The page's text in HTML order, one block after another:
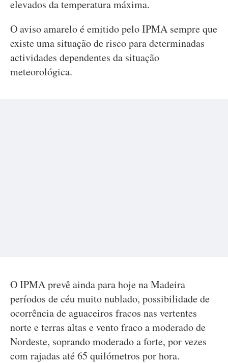
elevados da temperatura máxima.
O aviso amarelo é emitido pelo IPMA sempre que
existe uma situação de risco para determinadas
actividades dependentes da situação
meteorológica.
O IPMA prevê ainda para hoje na Madeira
períodos de céu muito nublado, possibilidade de
ocorrência de aguaceiros fracos nas vertentes
norte e terras altas e vento fraco a moderado de
Nordeste, soprando moderado a forte, por vezes
com rajadas até 65 quilómetros por hora.